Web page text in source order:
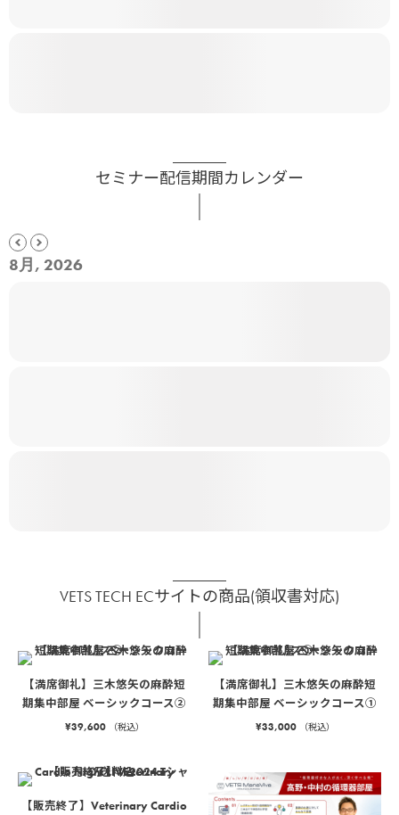
セミナー配信期間カレンダー
8月, 2026
VETS TECH ECサイトの商品(領収書対応)
【満席御礼】三木悠矢の麻酔短
期集中部屋 ベーシックコース②
¥39,600 （税込）
【満席御礼】三木悠矢の麻酔短
期集中部屋 ベーシックコース①
¥33,000 （税込）
【販売終了】Veterinary Cardio